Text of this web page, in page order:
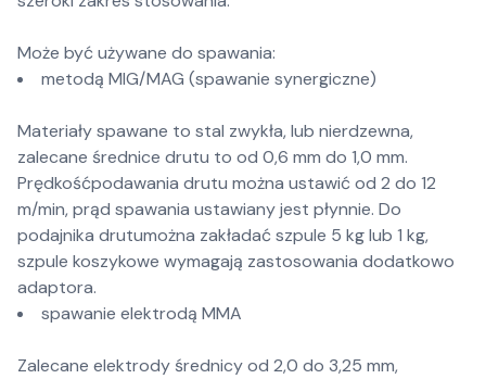
Może być używane do spawania:
metodą MIG/MAG (spawanie synergiczne)
Materiały spawane to stal zwykła, lub nierdzewna,
zalecane średnice drutu to od 0,6 mm do 1,0 mm.
Prędkośćpodawania drutu można ustawić od 2 do 12
m/min, prąd spawania ustawiany jest płynnie. Do
podajnika drutumożna zakładać szpule 5 kg lub 1 kg,
szpule koszykowe wymagają zastosowania dodatkowo
adaptora.
spawanie elektrodą MMA
Zalecane elektrody średnicy od 2,0 do 3,25 mm,